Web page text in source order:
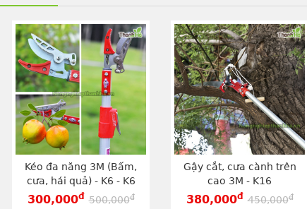
Kéo đa năng 3M (Bấm,
cưa, hái quả) - K6 - K6
300,000đ 500,000đ
Gậy cắt, cưa cành trên
cao 3M - K16
380,000đ 450,000đ